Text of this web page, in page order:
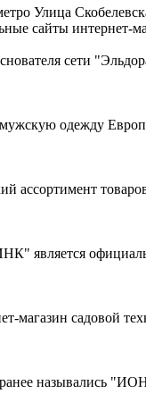
Улица
сайты интернет-
сети
одежду
ассортимент
является
магазин садовой
назывались